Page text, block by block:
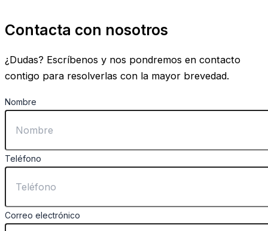
Contacta con nosotros
¿Dudas? Escríbenos y nos pondremos en contacto
contigo para resolverlas con la mayor brevedad.
Nombre
Teléfono
Correo electrónico